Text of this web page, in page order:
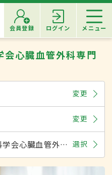
会員登録 ログイン メニュー
会心臓血管外科専門
変更
変更
日本血管外科学会心臓血管外科専門医 選択